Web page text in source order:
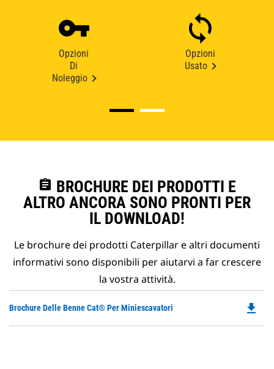
Opzioni
Di
Noleggio
Opzioni
Usato
assignment BROCHURE DEI PRODOTTI E
ALTRO ANCORA SONO PRONTI PER
IL DOWNLOAD!
Le brochure dei prodotti Caterpillar e altri documenti
informativi sono disponibili per aiutarvi a far crescere
la vostra attività.
Brochure Delle Benne Cat® Per Miniescavatori file_download